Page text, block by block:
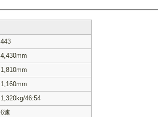
443
4,430mm
1,810mm
1,160mm
1,320kg/46:54
6速